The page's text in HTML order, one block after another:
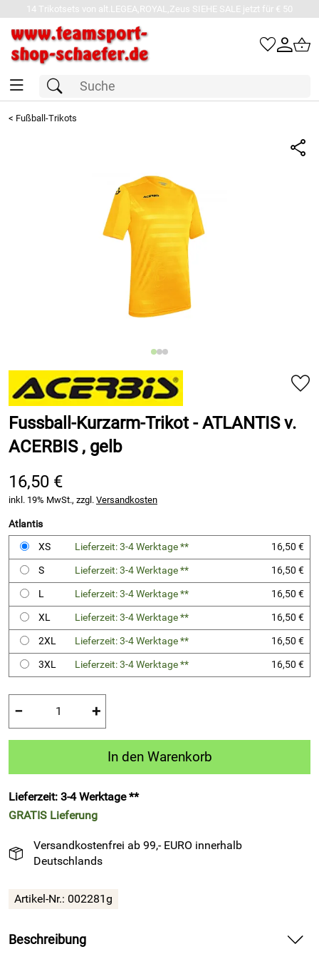
14 Trikotsets von alt.LEGEA,ROYAL,Zeus SIEHE SALE jetzt für € 50
< Fußball-Trikots
Fussball-Kurzarm-Trikot - ATLANTIS v.
ACERBIS , gelb
16,50 €
inkl. 19% MwSt., zzgl. Versandkosten
Atlantis
XS
Lieferzeit: 3-4 Werktage **
16,50 €
S
Lieferzeit: 3-4 Werktage **
16,50 €
L
Lieferzeit: 3-4 Werktage **
16,50 €
XL
Lieferzeit: 3-4 Werktage **
16,50 €
2XL
Lieferzeit: 3-4 Werktage **
16,50 €
3XL
Lieferzeit: 3-4 Werktage ** 16,50 €
− +
In den Warenkorb
Lieferzeit: 3-4 Werktage **
GRATIS Lieferung
Versandkostenfrei ab 99,- EURO innerhalb
Deutschlands
Artikel-Nr.: 002281g
Beschreibung